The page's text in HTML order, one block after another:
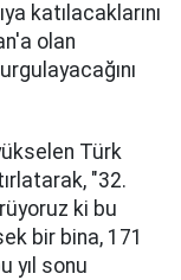
katılacaklarını
olan
Türk
"32.
ki bu
bir bina, 171
yıl sonu